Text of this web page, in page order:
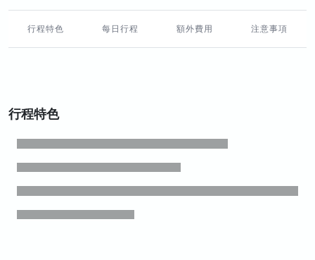
行程特色 每日行程 額外費用 注意事項
行程特色